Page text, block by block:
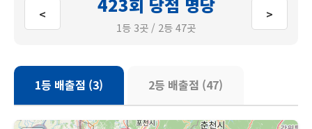
<
1등 3곳 / 2등 47곳
>
1등 배출점 (3) 2등 배출점 (47)